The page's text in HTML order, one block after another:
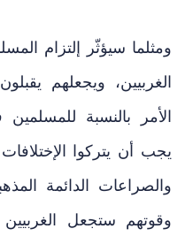
ومثلما سيؤثّر إلتزام
الغربيين، ويجعلهم
الأمر بالنسبة
يجب أن يتركوا
والصراعات الدائمة
وقوتهم ستجعل الغربيين